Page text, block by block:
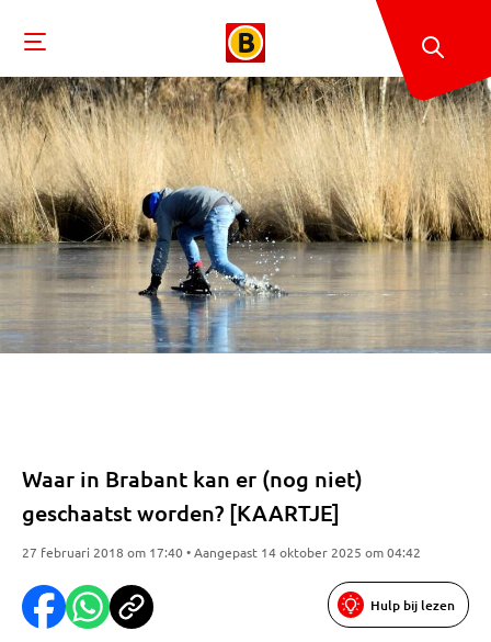
Waar in Brabant kan er (nog niet)
geschaatst worden? [KAARTJE]
27 februari 2018 om 17:40 • Aangepast 14 oktober 2025 om 04:42
Hulp bij lezen